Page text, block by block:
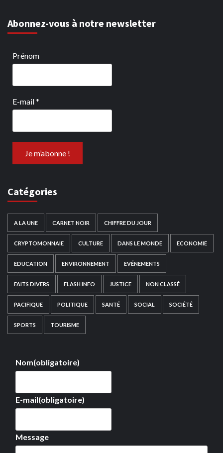
Abonnez-vous à notre newsletter
Prénom
E-mail*
Catégories
A LA UNE CARNET NOIR CHIFFRE DU JOUR
CRYPTOMONNAIE CULTURE DANS LE MONDE ECONOMIE
EDUCATION ENVIRONNEMENT EVÉNEMENTS
FAITS DIVERS FLASH INFO JUSTICE NON CLASSÉ
PACIFIQUE POLITIQUE SANTÉ SOCIAL SOCIÉTÉ
SPORTS TOURISME
Nom(obligatoire)
E-mail(obligatoire)
Message